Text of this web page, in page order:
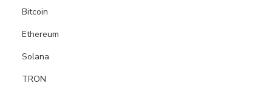
Bitcoin
Ethereum
Solana
TRON